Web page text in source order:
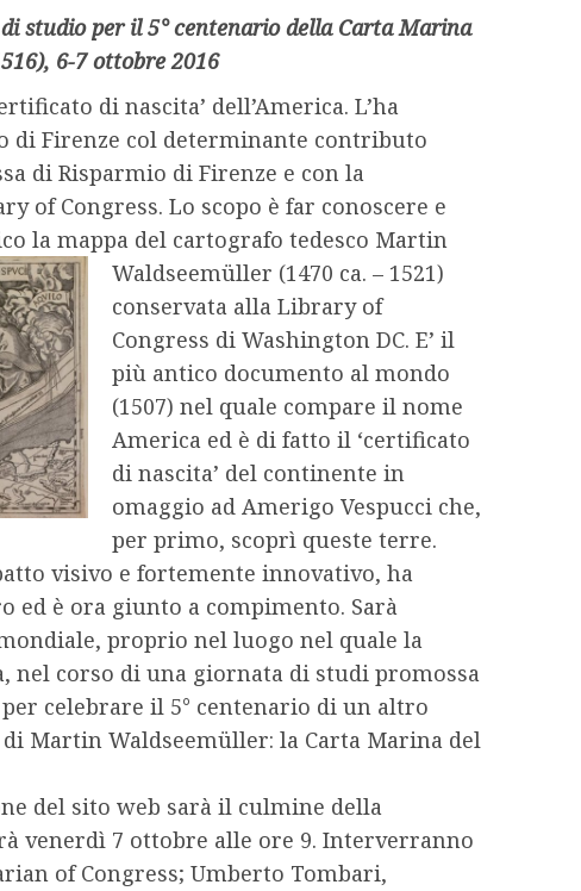
studioper il 5° centenario della Carta Marina
6-7 ottobre 2016
di nascita’ dell’America. L’ha
di Firenze col determinante contributo
di Risparmio di Firenze e con la
of Congress. Lo scopo è far conoscere e
la mappa del cartografo tedesco Martin
Waldseemüller (1470 ca. – 1521)
conservata alla Library of
Congress di Washington DC. E’ il
più antico documento al mondo
(1507) nel quale compare il nome
America ed è di fatto il ‘certificato
di nascita’ del continente in
omaggio ad Amerigo Vespucci che,
per primo, scoprì queste terre.
visivo e fortemente innovativo, ha
ed è ora giunto a compimento. Sarà
proprio nel luogo nel quale la
nel corso di una giornata di studi promossa
celebrare il 5° centenario di un altro
Martin Waldseemüller: la Carta Marina del
del sito web sarà il culmine della
venerdì 7 ottobre alle ore 9. Interverranno
of Congress; Umberto Tombari,